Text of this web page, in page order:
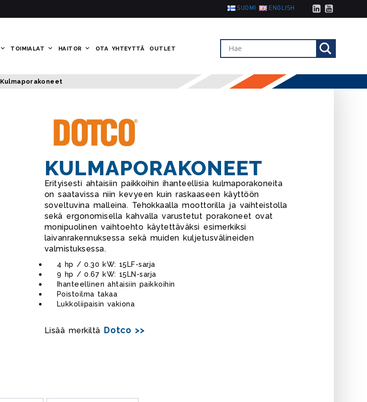
SUOMI ENGLISH
TOIMIALAT HAITOR OTA YHTEYTTÄ OUTLET
Kulmaporakoneet
15LN-SARJAN KULMAPORAKONEET KEVYEN JA
RASKAAN KÄYTÖN PÄILLÄ
KULMAPORAKONEET
Erityisesti ahtaisiin paikkoihin ihanteellisia kulmaporakoneita
on saatavissa niin kevyeen kuin raskaaseen käyttöön
soveltuvina malleina. Tehokkaalla moottorilla ja vaihteistolla
sekä ergonomisella kahvalla varustetut porakoneet ovat
monipuolinen vaihtoehto käytettäväksi esimerkiksi
laivanrakennuksessa sekä muiden kuljetusvälineiden
valmistuksessa.
4 hp / 0.30 kW: 15LF-sarja
9 hp / 0.67 kW: 15LN-sarja
Ihanteellinen ahtaisiin paikkoihin
Poistoilma takaa
Lukkoliipaisin vakiona
Lisää merkiltä Dotco >>